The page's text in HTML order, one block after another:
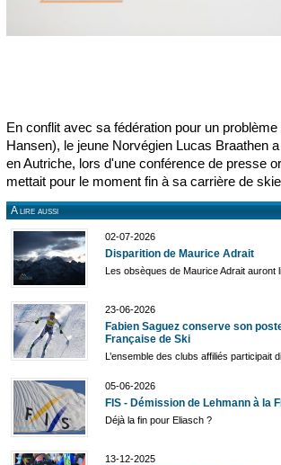
En conflit avec sa fédération pour un
Hansen), le jeune Norvégien Lucas Braathen
en Autriche, lors d'une conférence de presse
mettait pour le moment fin à sa carrière de
A lire aussi
02-07-2026
Disparition de Maurice Adrait
Les obsèques de Maurice Adrait auront
23-06-2026
Fabien Saguez conserve son
Française de Ski
L’ensemble des clubs affiliés participait
05-06-2026
FIS - Démission de Lehmann à la
Déjà la fin pour Eliasch ?
13-12-2025